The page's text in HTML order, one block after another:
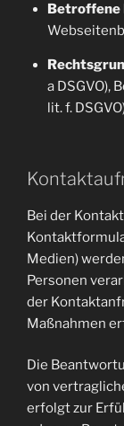
Betroffene
a DSGVO),
lit. f.
Bei der
Medien)
Personen
der
Maßnahmen
Die
von
erfolgt zur